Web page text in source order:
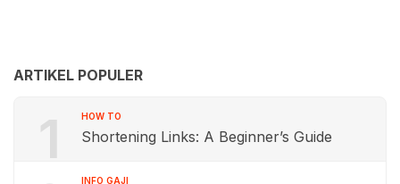
ARTIKEL POPULER
1 HOW TO
Shortening Links: A Beginner’s Guide
INFO GAJI